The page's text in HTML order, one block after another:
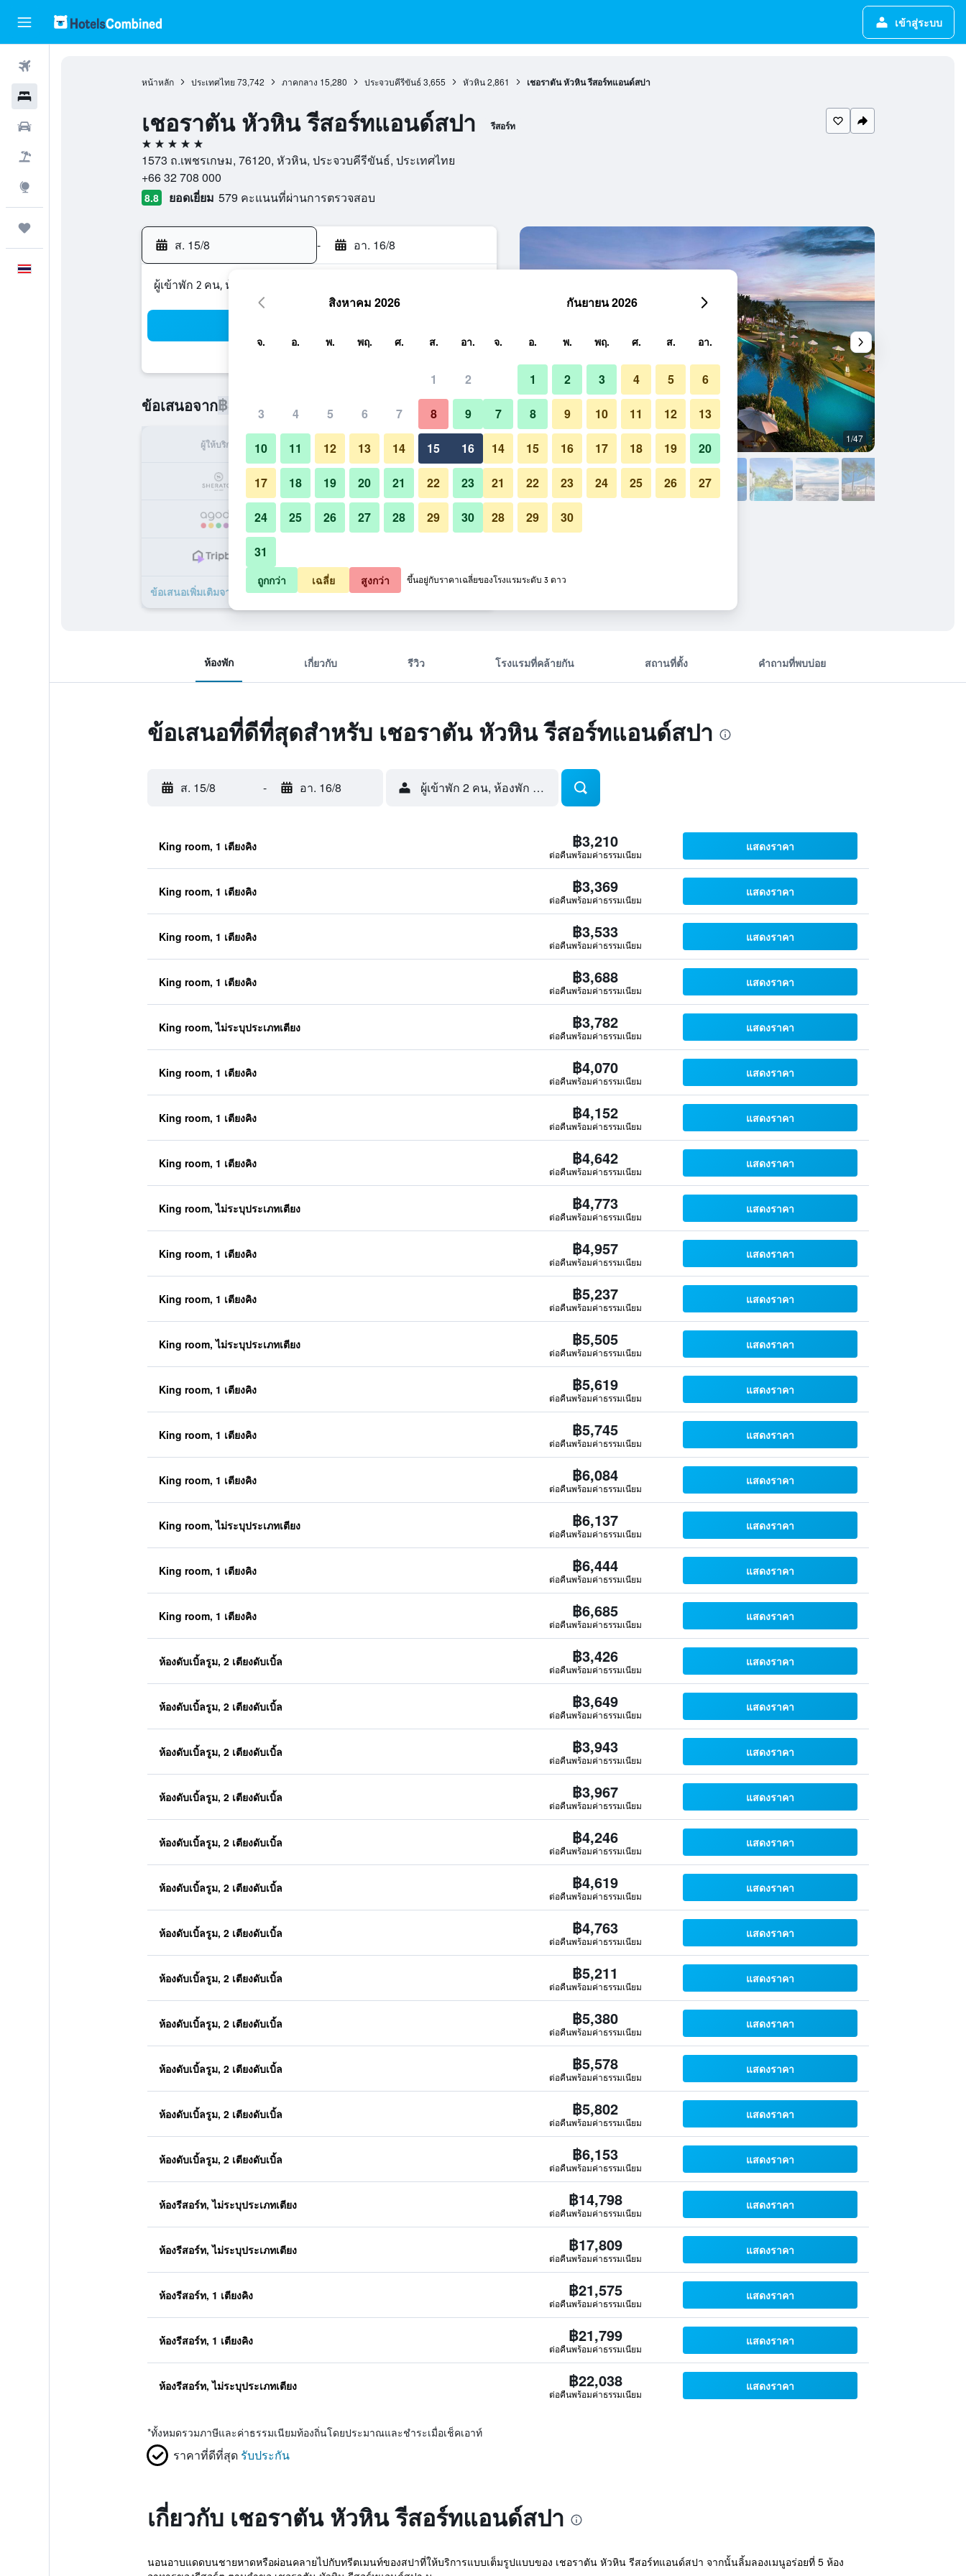
เข้าสู่ระบบ
หน้าหลัก ประเทศไทย 73,742 ภาคกลาง 15,280 ประจวบคีรีขันธ์ 3,655 หัวหิน 2,861 เชอราตัน หัวหิน รีสอร์ทแอนด์สปา
เชอราตัน หัวหิน รีสอร์ทแอนด์สปา รีสอร์ท
5 ดาว
1573 ถ.เพชรเกษม, 76120, หัวหิน, ประจวบคีรีขันธ์, ประเทศไทย
+66 32 708 000
8.8 ยอดเยี่ยม 579 คะแนนที่ผ่านการตรวจสอบ
ส. 15/8 - อา. 16/8
ผู้เข้าพัก 2 คน, ห้องพัก 1 ห้อง
ข้อเสนอจาก฿3,210
ผู้ให้บริการ ทั้งหมด (ต่อคืน)
฿3,210 เช็คดีล
฿3,369 เช็คดีล
ข้อเสนอเพิ่มเติมจาก เชอราตัน หัวหิน รีสอร์ทแอนด์สปา 35 รายการ
สระว่ายน้ำ 1/47
รูปภาพของ เชอราตัน หัวหิน รีสอร์ทแอนด์สปา
ห้องพัก เกี่ยวกับ รีวิว โรงแรมที่คล้ายกัน สถานที่ตั้ง คำถามที่พบบ่อย
ข้อเสนอที่ดีที่สุดสำหรับ เชอราตัน หัวหิน รีสอร์ทแอนด์สปา
ส. 15/8 - อา. 16/8 ผู้เข้าพัก 2 คน, ห้องพัก 1 ห้อง
King room, 1 เตียงคิง ฿3,210
ต่อคืนพร้อมค่าธรรมเนียม
แสดงราคา
King room, 1 เตียงคิง ฿3,369
ต่อคืนพร้อมค่าธรรมเนียม
แสดงราคา
King room, 1 เตียงคิง ฿3,533
ต่อคืนพร้อมค่าธรรมเนียม
แสดงราคา
King room, 1 เตียงคิง ฿3,688
ต่อคืนพร้อมค่าธรรมเนียม
แสดงราคา
King room, ไม่ระบุประเภทเตียง ฿3,782
ต่อคืนพร้อมค่าธรรมเนียม
แสดงราคา
King room, 1 เตียงคิง ฿4,070
ต่อคืนพร้อมค่าธรรมเนียม
แสดงราคา
King room, 1 เตียงคิง ฿4,152
ต่อคืนพร้อมค่าธรรมเนียม
แสดงราคา
King room, 1 เตียงคิง ฿4,642
ต่อคืนพร้อมค่าธรรมเนียม
แสดงราคา
King room, ไม่ระบุประเภทเตียง ฿4,773
ต่อคืนพร้อมค่าธรรมเนียม
แสดงราคา
King room, 1 เตียงคิง ฿4,957
ต่อคืนพร้อมค่าธรรมเนียม
แสดงราคา
King room, 1 เตียงคิง ฿5,237
ต่อคืนพร้อมค่าธรรมเนียม
แสดงราคา
King room, ไม่ระบุประเภทเตียง ฿5,505
ต่อคืนพร้อมค่าธรรมเนียม
แสดงราคา
King room, 1 เตียงคิง ฿5,619
ต่อคืนพร้อมค่าธรรมเนียม
แสดงราคา
King room, 1 เตียงคิง ฿5,745
ต่อคืนพร้อมค่าธรรมเนียม
แสดงราคา
King room, 1 เตียงคิง ฿6,084
ต่อคืนพร้อมค่าธรรมเนียม
แสดงราคา
King room, ไม่ระบุประเภทเตียง ฿6,137
ต่อคืนพร้อมค่าธรรมเนียม
แสดงราคา
King room, 1 เตียงคิง ฿6,444
ต่อคืนพร้อมค่าธรรมเนียม
แสดงราคา
King room, 1 เตียงคิง ฿6,685
ต่อคืนพร้อมค่าธรรมเนียม
แสดงราคา
ห้องดับเบิ้ลรูม, 2 เตียงดับเบิ้ล ฿3,426
ต่อคืนพร้อมค่าธรรมเนียม
แสดงราคา
ห้องดับเบิ้ลรูม, 2 เตียงดับเบิ้ล ฿3,649
ต่อคืนพร้อมค่าธรรมเนียม
แสดงราคา
ห้องดับเบิ้ลรูม, 2 เตียงดับเบิ้ล ฿3,943
ต่อคืนพร้อมค่าธรรมเนียม
แสดงราคา
ห้องดับเบิ้ลรูม, 2 เตียงดับเบิ้ล ฿3,967
ต่อคืนพร้อมค่าธรรมเนียม
แสดงราคา
ห้องดับเบิ้ลรูม, 2 เตียงดับเบิ้ล ฿4,246
ต่อคืนพร้อมค่าธรรมเนียม
แสดงราคา
ห้องดับเบิ้ลรูม, 2 เตียงดับเบิ้ล ฿4,619
ต่อคืนพร้อมค่าธรรมเนียม
แสดงราคา
ห้องดับเบิ้ลรูม, 2 เตียงดับเบิ้ล ฿4,763
ต่อคืนพร้อมค่าธรรมเนียม
แสดงราคา
ห้องดับเบิ้ลรูม, 2 เตียงดับเบิ้ล ฿5,211
ต่อคืนพร้อมค่าธรรมเนียม
แสดงราคา
ห้องดับเบิ้ลรูม, 2 เตียงดับเบิ้ล ฿5,380
ต่อคืนพร้อมค่าธรรมเนียม
แสดงราคา
ห้องดับเบิ้ลรูม, 2 เตียงดับเบิ้ล ฿5,578
ต่อคืนพร้อมค่าธรรมเนียม
แสดงราคา
ห้องดับเบิ้ลรูม, 2 เตียงดับเบิ้ล ฿5,802
ต่อคืนพร้อมค่าธรรมเนียม
แสดงราคา
ห้องดับเบิ้ลรูม, 2 เตียงดับเบิ้ล ฿6,153
ต่อคืนพร้อมค่าธรรมเนียม
แสดงราคา
ห้องรีสอร์ท, ไม่ระบุประเภทเตียง ฿14,798
ต่อคืนพร้อมค่าธรรมเนียม
แสดงราคา
ห้องรีสอร์ท, ไม่ระบุประเภทเตียง ฿17,809
ต่อคืนพร้อมค่าธรรมเนียม
แสดงราคา
ห้องรีสอร์ท, 1 เตียงคิง ฿21,575
ต่อคืนพร้อมค่าธรรมเนียม
แสดงราคา
ห้องรีสอร์ท, 1 เตียงคิง ฿21,799
ต่อคืนพร้อมค่าธรรมเนียม
แสดงราคา
ห้องรีสอร์ท, ไม่ระบุประเภทเตียง ฿22,038
ต่อคืนพร้อมค่าธรรมเนียม
แสดงราคา
*ทั้งหมดรวมภาษีและค่าธรรมเนียมท้องถิ่นโดยประมาณและชำระเมื่อเช็คเอาท์
ราคาที่ดีที่สุด รับประกัน
เกี่ยวกับ เชอราตัน หัวหิน รีสอร์ทแอนด์สปา
นอนอาบแดดบนชายหาดหรือผ่อนคลายไปกับทรีตเมนท์ของสปาที่ให้บริการแบบเต็มรูปแบบของ เชอราตัน หัวหิน รีสอร์ทแอนด์สปา จากนั้นลิ้มลองเมนูอร่อยที่ 5 ห้อง
สิงหาคม 2026
จ. อ. พ. พฤ. ศ. ส. อา.
1 2
3 4 5 6 7 8 9
10 11 12 13 14 15 16
17 18 19 20 21 22 23
24 25 26 27 28 29 30
31
กันยายน 2026
จ. อ. พ. พฤ. ศ. ส. อา.
1 2 3 4 5 6
7 8 9 10 11 12 13
14 15 16 17 18 19 20
21 22 23 24 25 26 27
28 29 30
ถูกกว่า เฉลี่ย สูงกว่า ขึ้นอยู่กับราคาเฉลี่ยของโรงแรมระดับ 3 ดาว